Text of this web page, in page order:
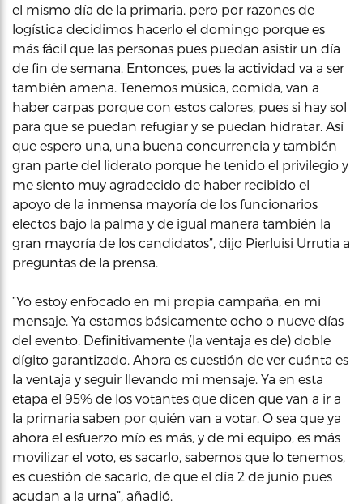
el mismo día de la primaria, pero por razones de
logística decidimos hacerlo el domingo porque es
más fácil que las personas pues puedan asistir un día
de fin de semana. Entonces, pues la actividad va a ser
también amena. Tenemos música, comida, van a
haber carpas porque con estos calores, pues si hay sol
para que se puedan refugiar y se puedan hidratar. Así
que espero una, una buena concurrencia y también
gran parte del liderato porque he tenido el privilegio y
me siento muy agradecido de haber recibido el
apoyo de la inmensa mayoría de los funcionarios
electos bajo la palma y de igual manera también la
gran mayoría de los candidatos”, dijo Pierluisi Urrutia a
preguntas de la prensa.
“Yo estoy enfocado en mi propia campaña, en mi
mensaje. Ya estamos básicamente ocho o nueve días
del evento. Definitivamente (la ventaja es de) doble
dígito garantizado. Ahora es cuestión de ver cuánta es
la ventaja y seguir llevando mi mensaje. Ya en esta
etapa el 95% de los votantes que dicen que van a ir a
la primaria saben por quién van a votar. O sea que ya
ahora el esfuerzo mío es más, y de mi equipo, es más
movilizar el voto, es sacarlo, sabemos que lo tenemos,
es cuestión de sacarlo, de que el día 2 de junio pues
acudan a la urna”, añadió.